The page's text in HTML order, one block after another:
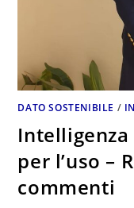
DATO SOSTENIBILE /
per l’uso –
commenti